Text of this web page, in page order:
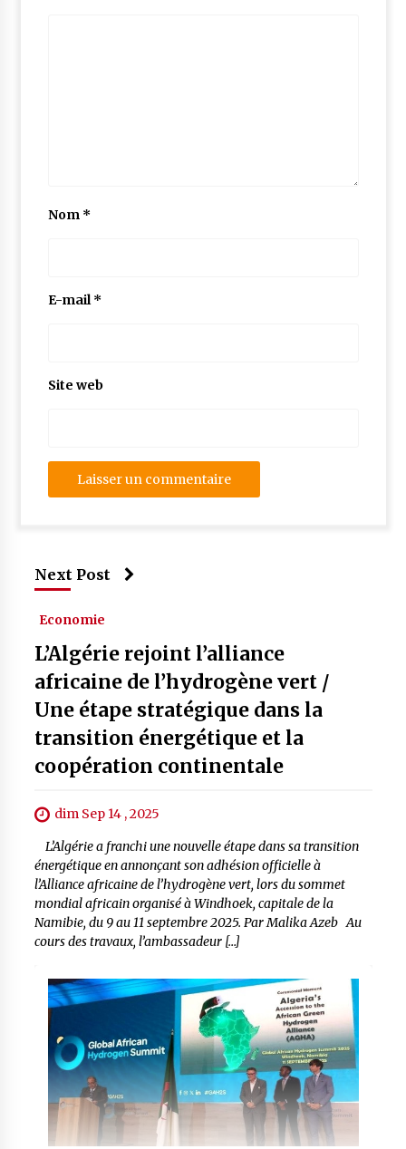
Nom *
E-mail*
Site web
Next Post
Economie
L’Algérie rejoint l’alliance
africaine de l’hydrogène vert /
Une étape stratégique dans la
transition énergétique et la
coopération continentale
dim Sep 14 , 2025
L’Algérie a franchi une nouvelle étape dans sa transition
énergétique en annonçant son adhésion officielle à
l’Alliance africaine de l’hydrogène vert, lors du sommet
mondial africain organisé à Windhoek, capitale de la
Namibie, du 9 au 11 septembre 2025. Par Malika Azeb Au
cours des travaux, l’ambassadeur […]